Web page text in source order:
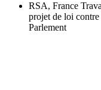
RSA, France
projet de loi
Parlement